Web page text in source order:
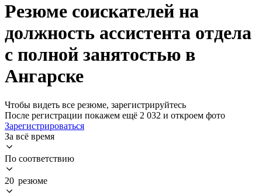
Резюме соискателей на
должность ассистента отдела
с полной занятостью в
Ангарске
Чтобы видеть все резюме, зарегистрируйтесь
После регистрации покажем ещё 2 032 и откроем фото
Зарегистрироваться
За всё время
По соответствию
20 резюме